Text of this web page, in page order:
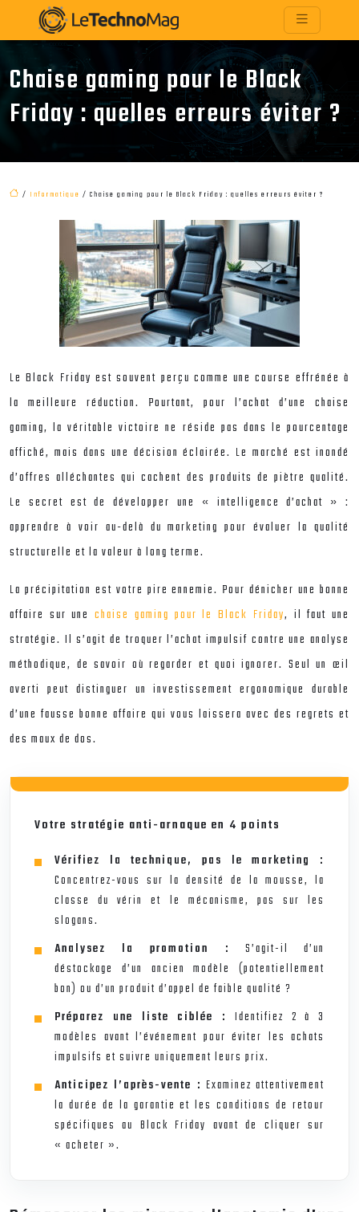
Chaise gaming pour le Black
Friday : quelles erreurs éviter ?
/ Informatique / Chaise gaming pour le Black Friday : quelles erreurs éviter ?
Le Black Friday est souvent perçu comme une course effrénée à
la meilleure réduction. Pourtant, pour l’achat d’une chaise
gaming, la véritable victoire ne réside pas dans le pourcentage
affiché, mais dans une décision éclairée. Le marché est inondé
d’offres alléchantes qui cachent des produits de piètre qualité.
Le secret est de développer une « intelligence d’achat » :
apprendre à voir au-delà du marketing pour évaluer la qualité
structurelle et la valeur à long terme.
La précipitation est votre pire ennemie. Pour dénicher une bonne
affaire sur unechaise gaming pour le Black Friday, il faut une
stratégie. Il s’agit de troquer l’achat impulsif contre une analyse
méthodique, de savoir où regarder et quoi ignorer. Seul un œil
averti peut distinguer un investissement ergonomique durable
d’une fausse bonne affaire qui vous laissera avec des regrets et
des maux de dos.
Votre stratégie anti-arnaque en 4 points
Vérifiez la technique, pas le marketing :
Concentrez-vous sur la densité de la mousse, la
classe du vérin et le mécanisme, pas sur les
slogans.
Analysez la promotion :
S’agit-il d’un
déstockage d’un ancien modèle (potentiellement
bon) ou d’un produit d’appel de faible qualité ?
Préparez une liste ciblée : Identifiez 2 à 3
modèles avant l’événement pour éviter les achats
impulsifs et suivre uniquement leurs prix.
Anticipez l’après-vente : Examinez attentivement
la durée de la garantie et les conditions de retour
spécifiques au Black Friday avant de cliquer sur
« acheter ».